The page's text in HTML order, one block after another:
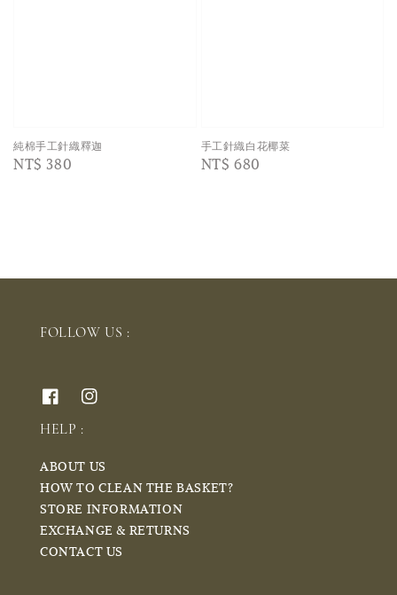
純棉手工針織釋迦
Regular
NT$ 380
手工針織白花椰菜
Regular
NT$ 680
FOLLOW US :
HELP :
ABOUT US
HOW TO CLEAN THE BASKET?
STORE INFORMATION
EXCHANGE & RETURNS
CONTACT US